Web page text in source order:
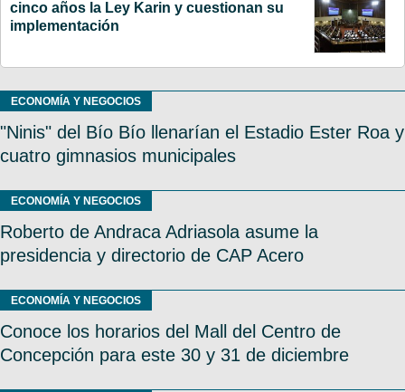
cinco años la Ley Karin y cuestionan su
implementación
ECONOMÍA Y NEGOCIOS
"Ninis" del Bío Bío llenarían el Estadio Ester Roa y
cuatro gimnasios municipales
ECONOMÍA Y NEGOCIOS
Roberto de Andraca Adriasola asume la
presidencia y directorio de CAP Acero
ECONOMÍA Y NEGOCIOS
Conoce los horarios del Mall del Centro de
Concepción para este 30 y 31 de diciembre